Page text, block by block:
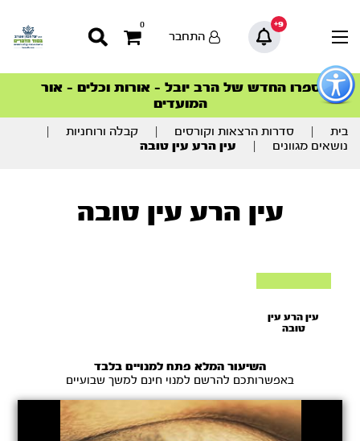
כפתור
לפתיחת
תפריט
9+
0
התחבר
סדרות הפודקאסטים
הסדרה המובילה החודש – דרך המלך
ספרו החדש של הרב יובל – אורות וכלים – אור
המועדים
הצטרפו למהפכת הבריאות הטבעית >
סדרות הפודקאסטים
הסדרה המובילה החודש – דרך המלך
תוכן
מרכזי
בית סדרות הרצאות וקורסים קבלה ורוחניות
נושאים מגוונים
עין הרע עין טובה
עין הרע עין טובה
עין הרע עין
טובה
השיעור המלא פתח למנויים בלבד
באפשרותכם להרשם למנוי חינם למשך שבועיים